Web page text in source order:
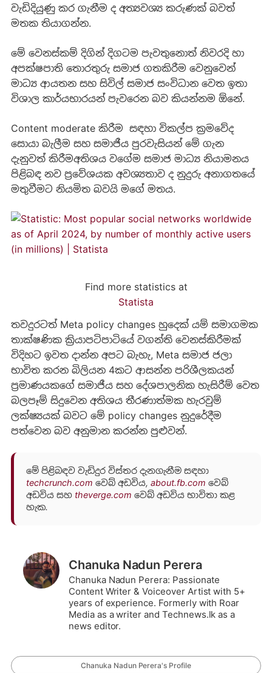
වැඩිදියුණු කර ගැනීම ද අත්‍යවශ්‍ය කරුණක් බවත්
මතක තියාගන්න.
මේ වෙනස්කම් දිගින් දිගටම පැවතුනොත් නිවරදි හා
අපක්ෂපාති තොරතුරු සමාජ ගතකිරීම වෙනුවෙන්
මාධ්‍ය ආයතන සහ සිවිල් සමාජ සංවිධාන වෙත ඉතා
විශාල කාර්යභාරයන් පැවරෙන බව කියන්නම ඕනේ.
Content moderate කිරීම සඳහා විකල්ප ක්‍රමවේද
සොයා බැලීම සහ සමාජීය පුරවැසියන් මේ ගැන
දැනුවත් කිරීමඅතිශය වගේම සමාජ මාධ්‍ය නියාමනය
පිළිබඳ නව ප්‍රවේශයක අවශ්‍යතාව ද නුදුරු අනාගතයේ
මතුවීමට නියමිත බවයි මගේ මතය.
Find more statistics at
Statista
තවදුරටත් Meta policy changes හුදෙක් යම් සමාගමක
තාක්ෂණික ක්‍රියාපටිපාටියේ වගන්ති වෙනස්කිරීමක්
විදිහට ඉවත දාන්න අපට බැහැ, Meta සමාජ ජලා
භාවිත කරන බිලියන 4කට ආසන්න පරිශීලකයන්
ප්‍රමාණයකගේ සමාජීය සහ දේශපාලනික හැසිරීම් වෙත
බලපෑම් සිදුවෙන අතිශය තීරණාත්මක හැරවුම්
ලක්ෂ්‍යයක් බවට මේ policy changes නුදුරේදීම
පත්වෙන බව අනුමාන කරන්න පුළුවන්.
මේ පිළිබඳව වැඩිදුර විස්තර දැනගැනීම සඳහා
techcrunch.com වෙබ් අඩවිය, about.fb.com වෙබ්
අඩවිය සහ theverge.com වෙබ් අඩවිය භාවිතා කළ
හැක.
Chanuka Nadun Perera
Chanuka Nadun Perera: Passionate
Content Writer & Voiceover Artist with 5+
years of experience. Formerly with Roar
Media as a writer and Technews.lk as a
news editor.
Chanuka Nadun Perera's Profile